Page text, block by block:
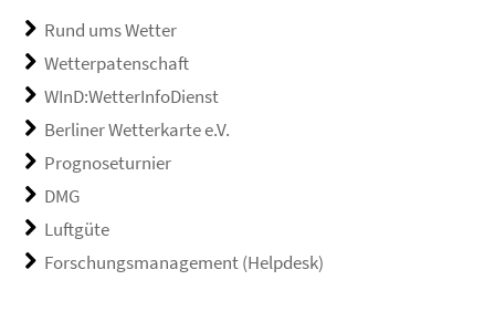
Rund ums Wetter
Wetterpatenschaft
WInD:WetterInfoDienst
Berliner Wetterkarte e.V.
Prognoseturnier
DMG
Luftgüte
Forschungsmanagement (Helpdesk)